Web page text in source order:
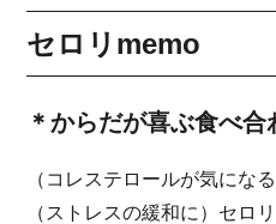
セロリmemo
＊からだが喜ぶ食べ合
（コレステロールが気にな
（ストレスの緩和に）セロ